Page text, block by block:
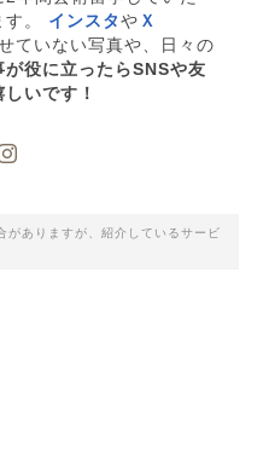
す。 インスタ や Ｘ
ていない写真や、日々の
が役に立ったらSNSや友
いです！
がありますが、紹介しているサービ